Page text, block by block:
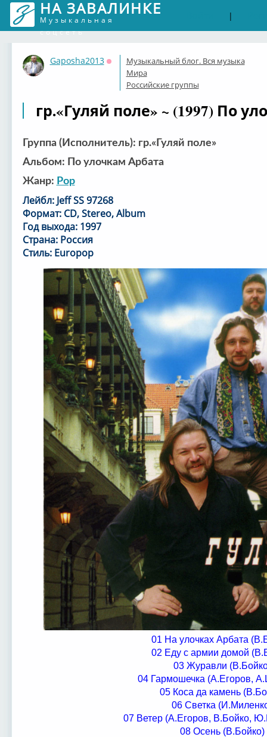
НА ЗАВАЛИНКЕ
Музыкальная
соцсеть
|
Gaposha2013
Оффлайн
Музыкальный блог. Вся музыка
Мира
Российские группы
гр.«Гуляй поле» ~ (1997) По
Группа (Исполнитель): гр.«Гуляй поле»
Альбом: По улочкам Арбата
Жанр: Pop
Лейбл: Jeff SS 97268
Формат: CD, Stereo, Album
Год выхода: 1997
Страна: Россия
Стиль: Europop
01 На улочках Арбата
02 Еду с армии домой
03 Журавли
04 Гармошечка (А.Егоров,
05 Коса да камень
06 Светка
07 Ветер (А.Егоров, В.Бойко,
08 Осень (В.Бойко)